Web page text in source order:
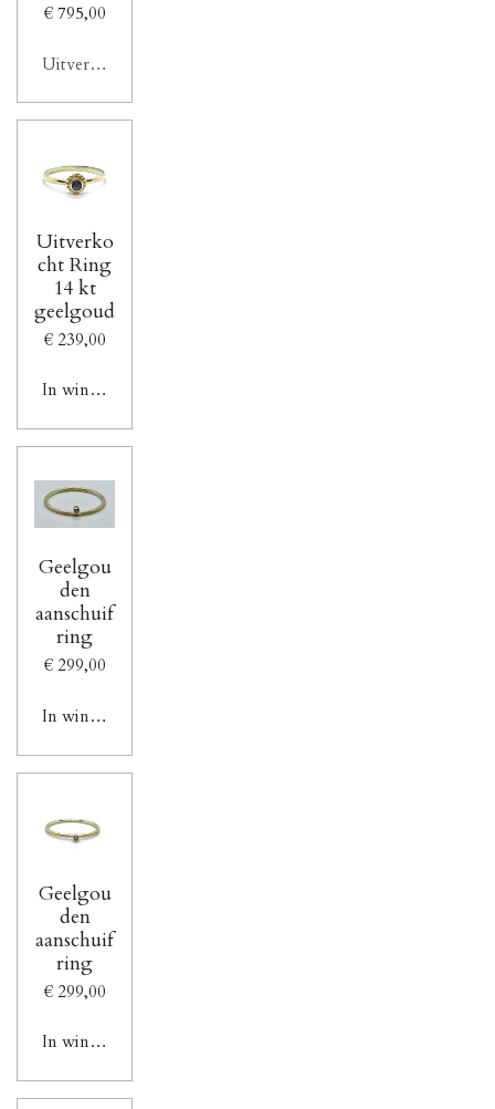
€ 795,00
Uitverkocht
Uitverko
cht Ring
14 kt
geelgoud
€ 239,00
In winkelwagen
Geelgou
den
aanschuif
ring
€ 299,00
In winkelwagen
Geelgou
den
aanschuif
ring
€ 299,00
In winkelwagen